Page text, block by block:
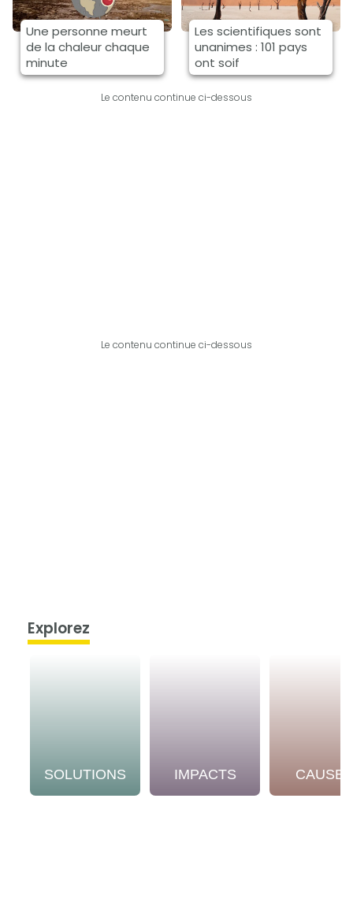
Une personne meurt
de la chaleur chaque
minute
Les scientifiques sont
unanimes : 101 pays
ont soif
Le contenu continue ci-dessous
Le contenu continue ci-dessous
Explorez
SOLUTIONS IMPACTS CAUSES